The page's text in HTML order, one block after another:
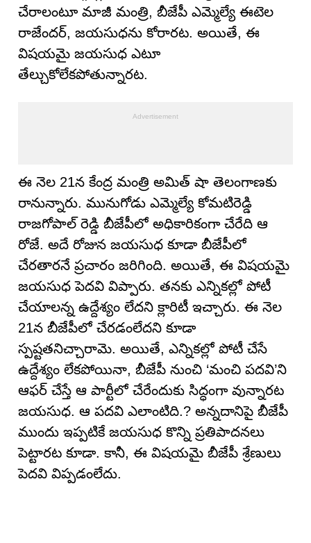
చేరాలంటూ మాజీ మంత్రి, బీజేపీ ఎమ్మెల్యే ఈటెల
రాజేందర్, జయసుధను కోరారట. అయితే, ఈ
విషయమై జయసుధ ఎటూ
తేల్చుకోలేకపోతున్నారట.
ఈ నెల 21న కేంద్ర మంత్రి అమిత్ షా తెలంగాణకు
రానున్నారు. మునుగోడు ఎమ్మెల్యే కోమటిరెడ్డి
రాజగోపాల్ రెడ్డి బీజేపీలో అధికారికంగా చేరేది ఆ
రోజే. అదే రోజున జయసుధ కూడా బీజేపీలో
చేరతారనే ప్రచారం జరిగింది. అయితే, ఈ విషయమై
జయసుధ పెదవి విప్పారు. తనకు ఎన్నికల్లో పోటీ
చేయాలన్న ఉద్దేశ్యం లేదని క్లారిటీ ఇచ్చారు. ఈ నెల
21న బీజేపీలో చేరడంలేదని కూడా
స్పష్టతనిచ్చారామె. అయితే, ఎన్నికల్లో పోటీ చేసే
ఉద్దేశ్యం లేకపోయినా, బీజేపీ నుంచి ‘మంచి పదవి’ని
ఆఫర్ చేస్తే ఆ పార్టీలో చేరేందుకు సిద్ధంగా వున్నారట
జయసుధ. ఆ పదవి ఎలాంటిది.? అన్నదానిపై బీజేపీ
ముందు ఇప్పటికే జయసుధ కొన్ని ప్రతిపాదనలు
పెట్టారట కూడా. కానీ, ఈ విషయమై బీజేపీ శ్రేణులు
పెదవి విప్పడంలేదు.